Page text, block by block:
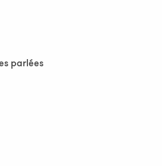
parlées
parlées